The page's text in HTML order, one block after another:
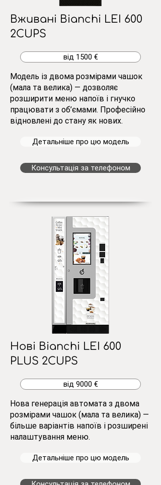
Вживані Bianchi LEI 600
2CUPS
від 1500 €
Модель із двома розмірами чашок
(мала та велика) — дозволяє
розширити меню напоїв і гнучко
працювати з об’ємами. Професійно
відновлені до стану як нових.
Детальніше про цю модель
Консультація за телефоном
Нові Bianchi LEI 600
PLUS 2CUPS
від 9000 €
Нова генерація автомата з двома
розмірами чашок (мала та велика) —
більше варіантів напоїв і розширені
налаштування меню.
Детальніше про цю модель